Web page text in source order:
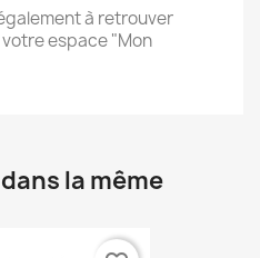
à retrouver
espace "Mon
la même